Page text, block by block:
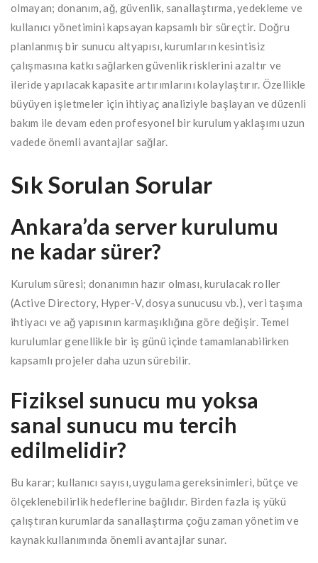
olmayan; donanım, ağ, güvenlik, sanallaştırma, yedekleme ve
kullanıcı yönetimini kapsayan kapsamlı bir süreçtir. Doğru
planlanmış bir sunucu altyapısı, kurumların kesintisiz
çalışmasına katkı sağlarken güvenlik risklerini azaltır ve
ileride yapılacak kapasite artırımlarını kolaylaştırır. Özellikle
büyüyen işletmeler için ihtiyaç analiziyle başlayan ve düzenli
bakım ile devam eden profesyonel bir kurulum yaklaşımı uzun
vadede önemli avantajlar sağlar.
Sık Sorulan Sorular
Ankara’da server kurulumu
ne kadar sürer?
Kurulum süresi; donanımın hazır olması, kurulacak roller
(Active Directory, Hyper-V, dosya sunucusu vb.), veri taşıma
ihtiyacı ve ağ yapısının karmaşıklığına göre değişir. Temel
kurulumlar genellikle bir iş günü içinde tamamlanabilirken
kapsamlı projeler daha uzun sürebilir.
Fiziksel sunucu mu yoksa
sanal sunucu mu tercih
edilmelidir?
Bu karar; kullanıcı sayısı, uygulama gereksinimleri, bütçe ve
ölçeklenebilirlik hedeflerine bağlıdır. Birden fazla iş yükü
çalıştıran kurumlarda sanallaştırma çoğu zaman yönetim ve
kaynak kullanımında önemli avantajlar sunar.